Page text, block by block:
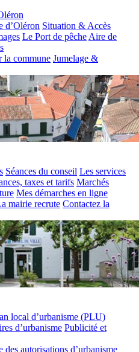
d’Oléron Situation & Accès
Le Port de pêche Aire de
la commune Jumelage &
Séances du conseil Les services
taxes et tarifs Marchés
Mes démarches en ligne
mairie recrute Contactez la
local d’urbanisme (PLU)
d’urbanisme Publicité et
des autorisations d’urbanisme